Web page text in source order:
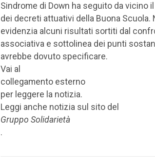
Sindrome di Down ha seguito da vicino
dei decreti attuativi della Buona Scuola.
evidenzia alcuni risultati sortiti dal
associativa e sottolinea dei punti
avrebbe dovuto specificare.
Vai al
collegamento esterno
per leggere la notizia.
Leggi anche notizia sul sito del
Gruppo Solidarietà
.